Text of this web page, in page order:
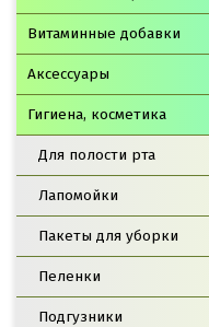
Витаминные добавки
Аксессуары
Гигиена, косметика
Для полости рта
Лапомойки
Пакеты для уборки
Пеленки
Подгузники